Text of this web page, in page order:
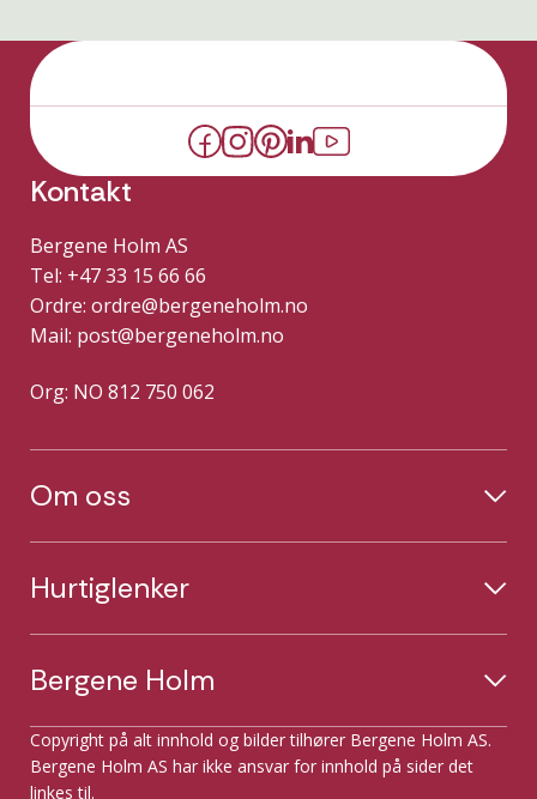
Kontakt
Bergene Holm AS
Tel: +47 33 15 66 66
Ordre: ordre@bergeneholm.no
Mail: post@bergeneholm.no
Org: NO 812 750 062
Om oss
Hurtiglenker
Bergene Holm
Copyright på alt innhold og bilder tilhører Bergene Holm AS.
Bergene Holm AS har ikke ansvar for innhold på sider det
linkes til.